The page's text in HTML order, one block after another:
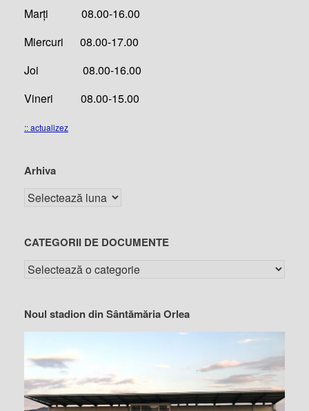
Marți 08.00-16.00
Miercuri 08.00-17.00
Joi 08.00-16.00
Vineri 08.00-15.00
:: actualizez
Arhiva
CATEGORII DE DOCUMENTE
Noul stadion din Sântămăria Orlea